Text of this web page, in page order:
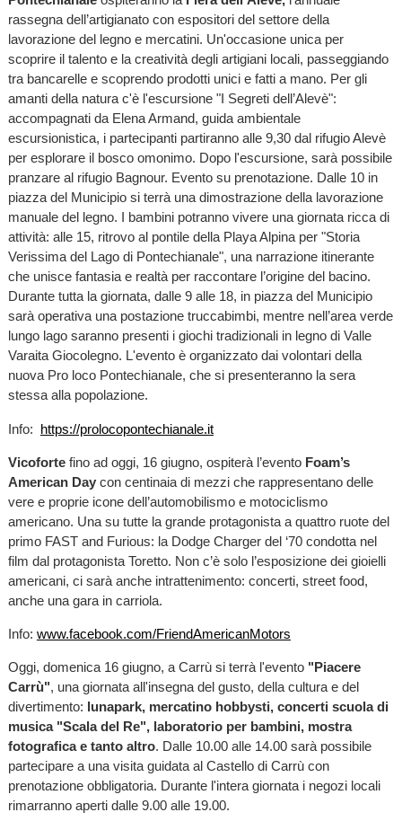
rassegna dell’artigianato con espositori del settore della
lavorazione del legno e mercatini. Un'occasione unica per
scoprire il talento e la creatività degli artigiani locali, passeggiando
tra bancarelle e scoprendo prodotti unici e fatti a mano. Per gli
amanti della natura c'è l'escursione "I Segreti dell’Alevè":
accompagnati da Elena Armand, guida ambientale
escursionistica, i partecipanti partiranno alle 9,30 dal rifugio Alevè
per esplorare il bosco omonimo. Dopo l'escursione, sarà possibile
pranzare al rifugio Bagnour. Evento su prenotazione. Dalle 10 in
piazza del Municipio si terrà una dimostrazione della lavorazione
manuale del legno. I bambini potranno vivere una giornata ricca di
attività: alle 15, ritrovo al pontile della Playa Alpina per "Storia
Verissima del Lago di Pontechianale", una narrazione itinerante
che unisce fantasia e realtà per raccontare l’origine del bacino.
Durante tutta la giornata, dalle 9 alle 18, in piazza del Municipio
sarà operativa una postazione truccabimbi, mentre nell’area verde
lungo lago saranno presenti i giochi tradizionali in legno di Valle
Varaita Giocolegno. L'evento è organizzato dai volontari della
nuova Pro loco Pontechianale, che si presenteranno la sera
stessa alla popolazione.
Info: https://prolocopontechianale.it
Vicofortefino ad oggi, 16 giugno, ospiterà l’evento Foam’s
American Daycon centinaia di mezzi che rappresentano delle
vere e proprie icone dell’automobilismo e motociclismo
americano. Una su tutte la grande protagonista a quattro ruote del
primo FAST and Furious: la Dodge Charger del ‘70 condotta nel
film dal protagonista Toretto. Non c’è solo l’esposizione dei gioielli
americani, ci sarà anche intrattenimento: concerti, street food,
anche una gara in carriola.
Info: www.facebook.com/FriendAmericanMotors
Oggi, domenica 16 giugno, a Carrù si terrà l'evento "Piacere
Carrù", una giornata all'insegna del gusto, della cultura e del
divertimento: lunapark, mercatino hobbysti, concerti scuola di
musica "Scala del Re", laboratorio per bambini, mostra
fotografica e tanto altro. Dalle 10.00 alle 14.00 sarà possibile
partecipare a una visita guidata al Castello di Carrù con
prenotazione obbligatoria. Durante l'intera giornata i negozi locali
rimarranno aperti dalle 9.00 alle 19.00.